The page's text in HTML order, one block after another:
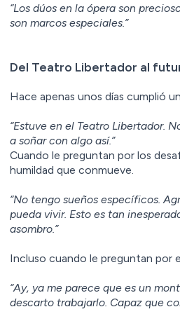
“Los dúos en la ópera son
son marcos especiales.”
Del Teatro Libertador al
Hace apenas unos días cumplió
“Estuve en el Teatro Libertador.
a soñar con algo así.”
Cuando le preguntan por los
humildad que conmueve.
“No tengo sueños específicos.
pueda vivir. Esto es tan
asombro.”
Incluso cuando le preguntan por
“Ay, ya me parece que es un
descarto trabajarlo. Capaz que